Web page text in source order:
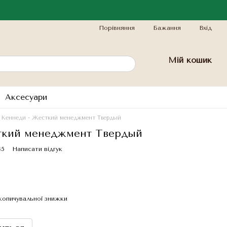
Порівняння Бажання Вхід
Мій кошик
Аксесуари
Кеннеди - Жесткий менеджмент Твердый
менеджмент Твердый
Написати відгук
знижки